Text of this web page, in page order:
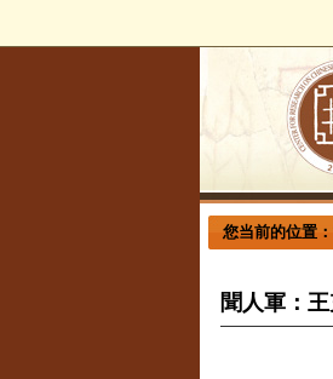
您当前的位置：
聞人軍：